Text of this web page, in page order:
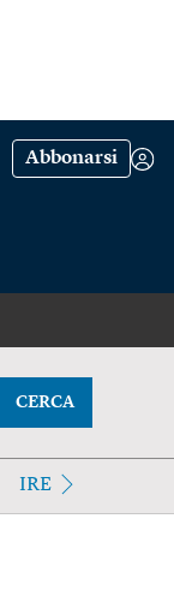
Abbonarsi
CERCA
IRE